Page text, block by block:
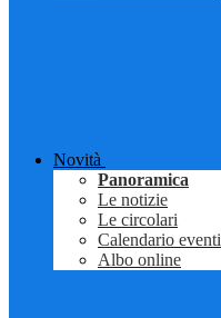
Novità
Panoramica
Le notizie
Le circolari
Calendario eventi
Albo online